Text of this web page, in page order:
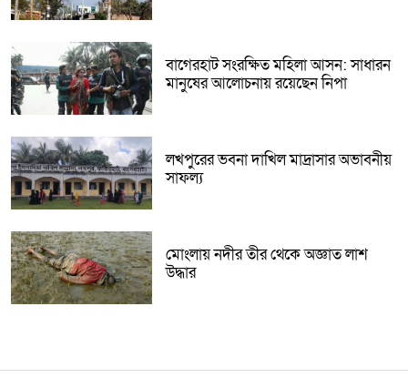
বাগেরহাট সংরক্ষিত মহিলা আসন: সাধারন
মানুষের আলোচনায় রয়েছেন নিপা
লখপুরের ভবনা দাখিল মাদ্রাসার অভাবনীয়
সাফল্য
মোংলায় নদীর তীর থেকে অজ্ঞাত লাশ
উদ্ধার